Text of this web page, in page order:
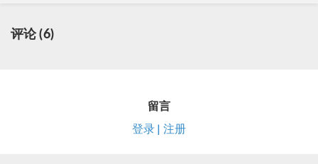
评论 (6)
留言
登录 | 注册